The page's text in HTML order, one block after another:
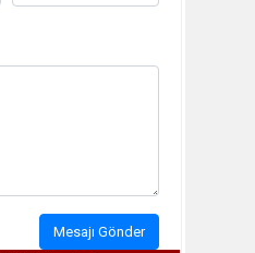
Mesajı Gönder